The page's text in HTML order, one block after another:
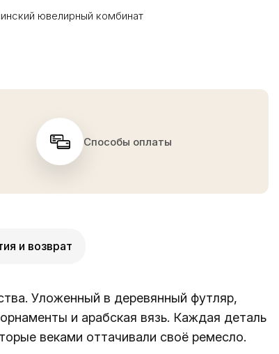
ювелирный комбинат
Способы оплаты
и возврат
Уложенный в деревянный футляр,
и арабская вязь. Каждая деталь
веками оттачивали своё ремесло.